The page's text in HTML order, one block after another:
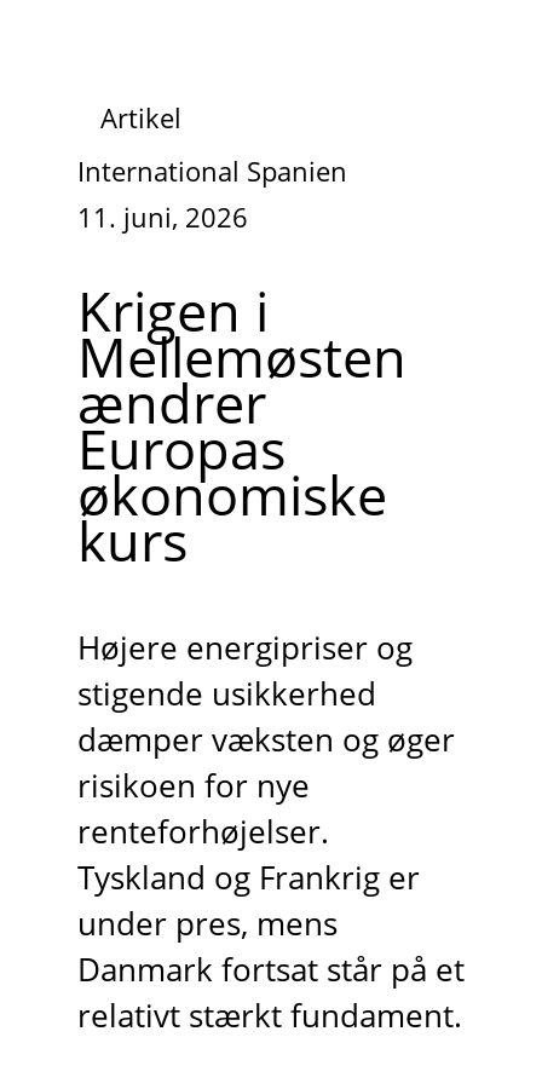
Artikel
International Spanien
11. juni, 2026
Krigen i
Mellemøsten
ændrer
Europas
økonomiske
kurs
Højere energipriser og
stigende usikkerhed
dæmper væksten og øger
risikoen for nye
renteforhøjelser.
Tyskland og Frankrig er
under pres, mens
Danmark fortsat står på et
relativt stærkt fundament.